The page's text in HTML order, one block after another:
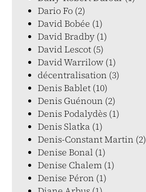
Dario Fo (2)
David Bobée (1)
David Bradby (1)
David Lescot (5)
David Warrilow (1)
décentralisation (3)
Denis Bablet (10)
Denis Guénoun (2)
Denis Podalydès (1)
Denis Slatka (1)
Denis-Constant Martin (2)
Denise Bonal (1)
Denise Chalem (1)
Denise Péron (1)